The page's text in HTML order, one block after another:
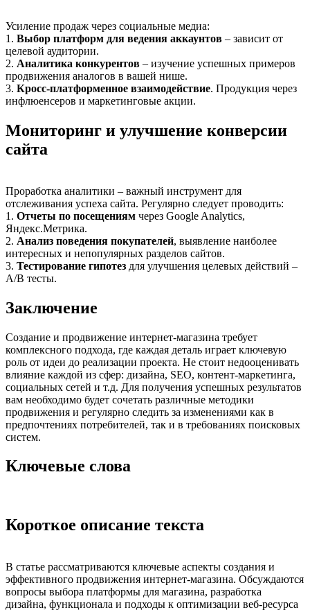
Усиление продаж через социальные медиа:
1. Выбор платформ для ведения аккаунтов – зависит от
целевой аудитории.
2. Аналитика конкурентов – изучение успешных примеров
продвижения аналогов в вашей нише.
3. Кросс-платформенное взаимодействие. Продукция через
инфлюенсеров и маркетинговые акции.
Мониторинг и улучшение конверсии
сайта
Проработка аналитики – важный инструмент для
отслеживания успеха сайта. Регулярно следует проводить:
1. Отчеты по посещениям через Google Analytics,
Яндекс.Метрика.
2. Анализ поведения покупателей, выявление наиболее
интересных и непопулярных разделов сайтов.
3. Тестирование гипотез для улучшения целевых действий –
A/B тесты.
Заключение
Создание и продвижение интернет-магазина требует
комплексного подхода, где каждая деталь играет ключевую
роль от идеи до реализации проекта. Не стоит недооценивать
влияние каждой из сфер: дизайна, SEO, контент-маркетинга,
социальных сетей и т.д. Для получения успешных результатов
вам необходимо будет сочетать различные методики
продвижения и регулярно следить за изменениями как в
предпочтениях потребителей, так и в требованиях поисковых
систем.
Ключевые слова
Короткое описание текста
В статье рассматриваются ключевые аспекты создания и
эффективного продвижения интернет-магазина. Обсуждаются
вопросы выбора платформы для магазина, разработка
дизайна, функционала и подходы к оптимизации веб-ресурса